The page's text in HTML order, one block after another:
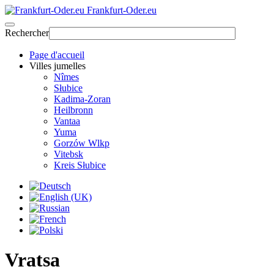
Frankfurt-Oder.eu
Rechercher
Page d'accueil
Villes jumelles
Nîmes
Słubice
Kadima-Zoran
Heilbronn
Vantaa
Yuma
Gorzów Wlkp
Vitebsk
Kreis Słubice
Vratsa